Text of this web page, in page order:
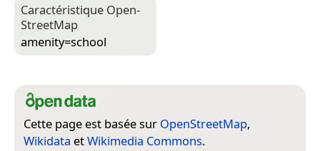
Caractéristique Open­
Street­Map
amenity=­school
Cette page est basée sur OpenStreetMap,
Wikidata etWikimedia Commons.